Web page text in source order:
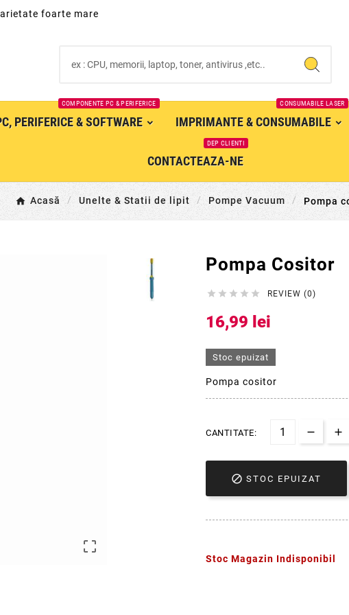
foarte mare
PERIFERICE & SOFTWARE
COMPONENTE PC & PERIFERICE
IMPRIMANTE & CONSUMABILE
CONSUMABILE LASER
CONTACTEAZA-NE
DEP CLIENTI
Acasă Unelte & Statii de lipit Pompe Vacuum Pompa

Pompa Cositor
     REVIEW (0)
16,99 lei
Stoc epuizat
Pompa cositor
CANTITATE:
 STOC EPUIZAT
Stoc Magazin Indisponibil